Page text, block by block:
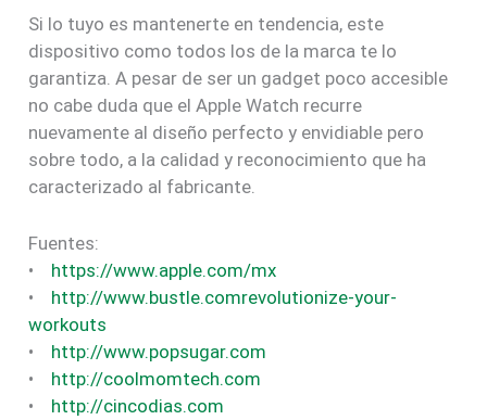
Si lo tuyo es mantenerte en tendencia, este
dispositivo como todos los de la marca te lo
garantiza. A pesar de ser un gadget poco accesible
no cabe duda que el Apple Watch recurre
nuevamente al diseño perfecto y envidiable pero
sobre todo, a la calidad y reconocimiento que ha
caracterizado al fabricante.
Fuentes:
• https://www.apple.com/mx
• http://www.bustle.comrevolutionize-your-
workouts
• http://www.popsugar.com
• http://coolmomtech.com
• http://cincodias.com